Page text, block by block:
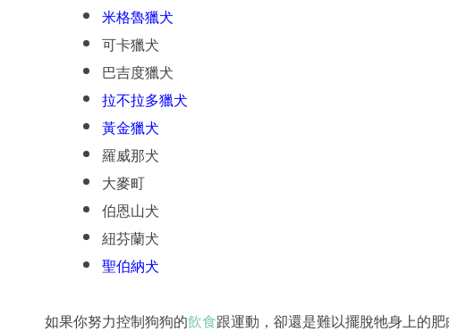
米格魯獵犬
可卡獵犬
巴吉度獵犬
拉不拉多獵犬
黃金獵犬
羅威那犬
大麥町
伯恩山犬
紐芬蘭犬
聖伯納犬
如果你努力控制狗狗的飲食跟運動，卻還是難以擺脫牠身上的